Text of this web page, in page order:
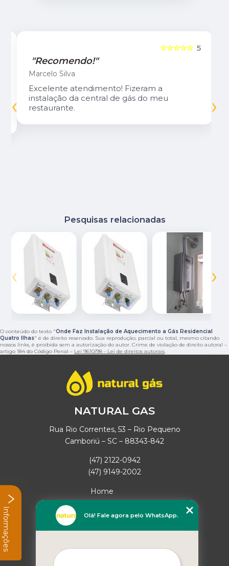
5
☆☆☆☆☆
"Recomendo!"
Marcelo Silva
Excelente atendimento! Fizeram a
instalação da central de gás do meu
restaurante.
‹ ›
Pesquisas relacionadas
‹ ›
O conteúdo do texto "Onde Faz Instalação de Aquecimento a Gás Residencial
Quatro Ilhas" é de direito reservado. Sua reprodução, parcial ou total, mesmo citando
nossos links, é proibida sem a autorização do autor. Crime de violação de direito autoral –
artigo 184 do Código Penal – Lei 9610/98 - Lei de direitos autorais
NATURAL GAS
Rua Rio Correntes, 53 – Rio Pequeno
Camboriú – SC – 88343-842
(47) 2122-0942
(47) 9149-2002
Home
Empresa
Missão
Mapa do site
Olá! Fale agora pelo WhatsApp.
Informações